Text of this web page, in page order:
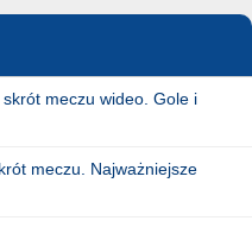
meczu wideo. Gole i
meczu. Najważniejsze